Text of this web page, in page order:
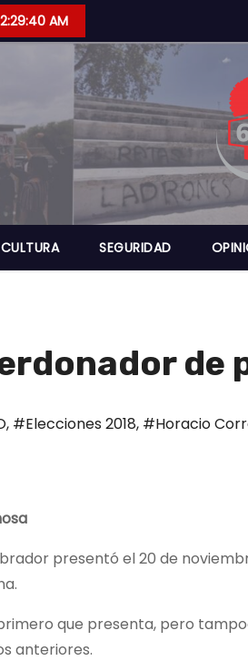
AM
CULTURA SEGURIDAD
de
, #Elecciones 2018, #Horacio
presentó el 20 de
que presenta, pero
anteriores.